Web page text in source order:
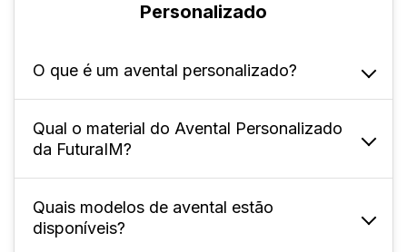
Personalizado
O que é um avental personalizado?
O avental personalizado é um uniforme
produzido para proteger e padronizar
profissionais, com personalização de
logotipo e identidade visual da empresa.
Além da função prática, ele fortalece a
Qual o material do Avental Personalizado
da FuturaIM?
O avental é produzido em tecido
Tecnosport
Quais modelos de avental estão
disponíveis?